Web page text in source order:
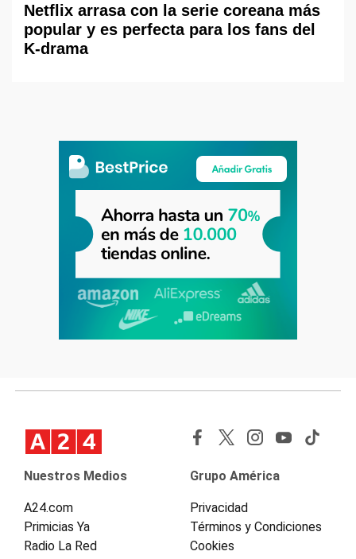
Netflix arrasa con la serie coreana más
popular y es perfecta para los fans del
K-drama
Nuestros Medios
A24.com
Primicias Ya
Radio La Red
Grupo América
Privacidad
Términos y Condiciones
Cookies